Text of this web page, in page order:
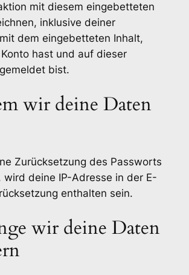
mit diesem eingebetteten
inklusive deiner
dem eingebetteten Inhalt,
hast und auf dieser
bist.
wir deine Daten
Zurücksetzung des Passworts
wird deine IP-Adresse in der E-
enthalten sein.
wir deine Daten